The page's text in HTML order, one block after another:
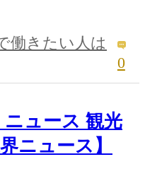
働きたい人は
0
ニュース 観光
ニュース】